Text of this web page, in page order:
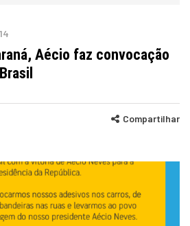
Aécio faz convocação
Compartilhar